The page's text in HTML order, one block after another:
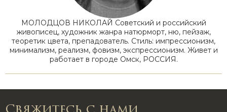
МОЛОДЦОВ НИКОЛАЙ Советский и российский
живописец, художник жанра натюрморт, ню, пейзаж,
теоретик цвета, препадователь. Стиль: импрессионизм,
минимализм, реализм, фовизм, экспрессионизм. Живет и
работает в городе Омск, РОССИЯ.